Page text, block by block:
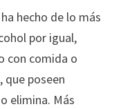
hecho de lo más
por igual,
con comida o
poseen
elimina. Más